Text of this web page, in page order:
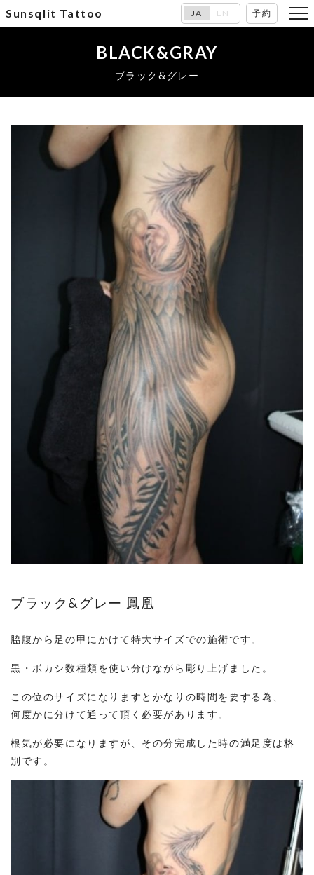
Sunsqlit Tattoo JA EN 予約
BLACK&GRAY
ブラック&グレー
ブラック&グレー 鳳凰
脇腹から足の甲にかけて特大サイズでの施術です。
黒・ボカシ数種類を使い分けながら彫り上げました。
この位のサイズになりますとかなりの時間を要する為、
何度かに分けて通って頂く必要があります。
根気が必要になりますが、その分完成した時の満足度は格
別です。